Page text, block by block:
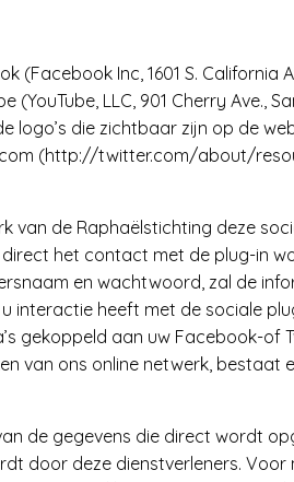
Inc, 1601 S. California
(YouTube, LLC, 901 Cherry Ave.,
logo’s die zichtbaar zijn op de
(http://twitter.com/about/
de Raphaëlstichting deze
het contact met de plug-in
en wachtwoord, zal de
heeft met de sociale
gekoppeld aan uw Facebook-
van ons online netwerk,
de gegevens die direct wordt
door deze dienstverleners.